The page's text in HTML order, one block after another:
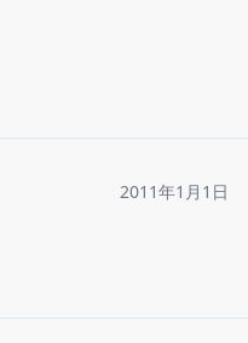
2011年1月1日